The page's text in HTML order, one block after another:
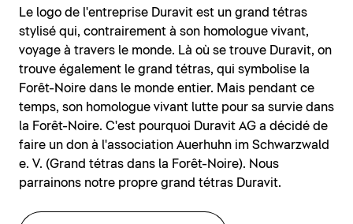
Le logo de l'entreprise Duravit est un grand tétras
stylisé qui, contrairement à son homologue vivant,
voyage à travers le monde. Là où se trouve Duravit, on
trouve également le grand tétras, qui symbolise la
Forêt-Noire dans le monde entier. Mais pendant ce
temps, son homologue vivant lutte pour sa survie dans
la Forêt-Noire. C'est pourquoi Duravit AG a décidé de
faire un don à l'association Auerhuhn im Schwarzwald
e. V. (Grand tétras dans la Forêt-Noire). Nous
parrainons notre propre grand tétras Duravit.